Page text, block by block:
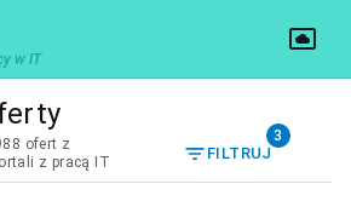
w IT
ofert z
z pracą IT
FILTRUJ
3